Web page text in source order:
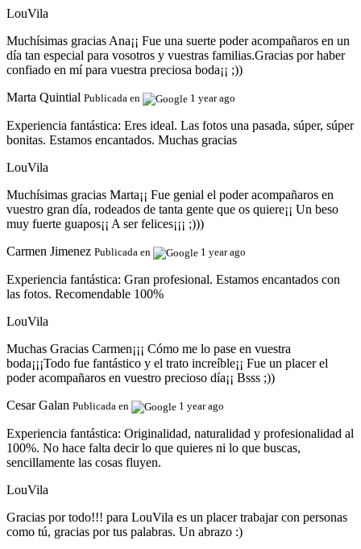
LouVila
Muchísimas gracias Ana¡¡ Fue una suerte poder acompañaros en un
día tan especial para vosotros y vuestras familias.Gracias por haber
confiado en mí para vuestra preciosa boda¡¡ ;))
Marta Quintial Publicada en 1 year ago
Experiencia fantástica: Eres ideal. Las fotos una pasada, súper, súper
bonitas. Estamos encantados. Muchas gracias
LouVila
Muchísimas gracias Marta¡¡ Fue genial el poder acompañaros en
vuestro gran día, rodeados de tanta gente que os quiere¡¡ Un beso
muy fuerte guapos¡¡ A ser felices¡¡¡ ;)))
Carmen Jimenez Publicada en 1 year ago
Experiencia fantástica: Gran profesional. Estamos encantados con
las fotos. Recomendable 100%
LouVila
Muchas Gracias Carmen¡¡¡ Cómo me lo pase en vuestra
boda¡¡¡Todo fue fantástico y el trato increíble¡¡ Fue un placer el
poder acompañaros en vuestro precioso día¡¡ Bsss ;))
Cesar Galan Publicada en 1 year ago
Experiencia fantástica: Originalidad, naturalidad y profesionalidad al
100%. No hace falta decir lo que quieres ni lo que buscas,
sencillamente las cosas fluyen.
LouVila
Gracias por todo!!! para LouVila es un placer trabajar con personas
como tú, gracias por tus palabras. Un abrazo :)